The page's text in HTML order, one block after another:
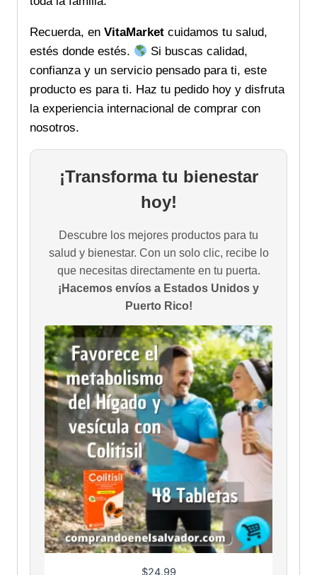
Recuerda, en VitaMarket cuidamos tu salud,
estés donde estés.
Si buscas calidad,
confianza y un servicio pensado para ti, este
producto es para ti. Haz tu pedido hoy y disfruta
la experiencia internacional de comprar con
nosotros.
¡Transforma tu bienestar
hoy!
Descubre los mejores productos para tu
salud y bienestar. Con un solo clic, recibe lo
que necesitas directamente en tu puerta.
¡Hacemos envíos a Estados Unidos y
Puerto Rico!
$24.99